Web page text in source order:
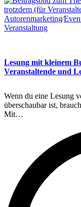
Autorenmarketing∕
Veranstaltung
Lesung mit kleinem
Veranstaltende und
Wenn du eine Lesung
überschaubar ist,
Mit…